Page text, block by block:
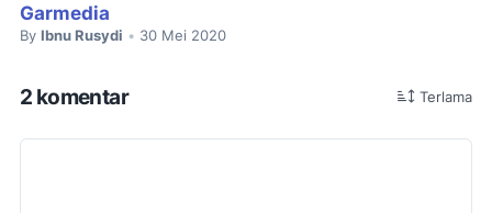
Garmedia
By Ibnu Rusydi • 30 Mei 2020
2 komentar Terlama